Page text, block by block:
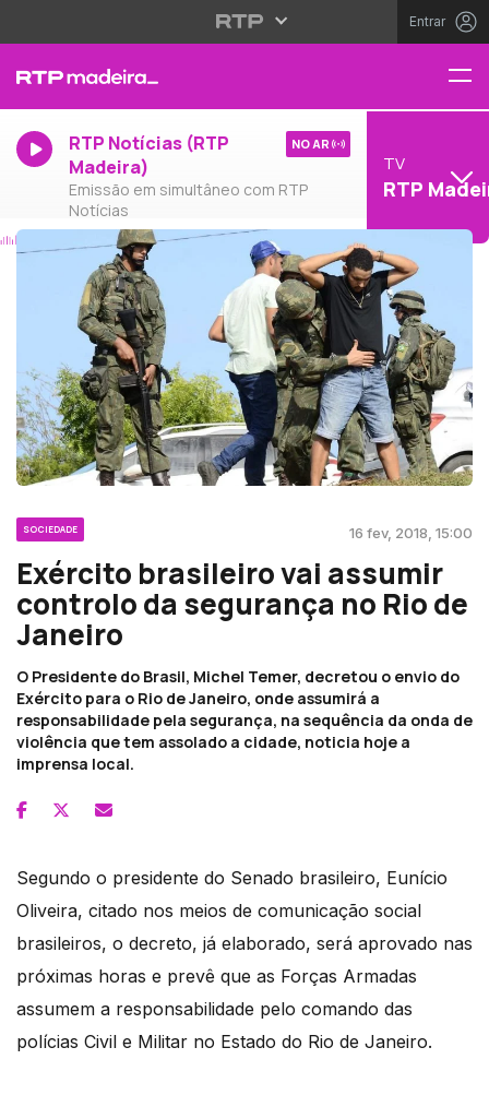
Entrar
RTP Notícias (RTP
Madeira)
Emissão em simultâneo com RTP
Notícias
NO AR
TV
RTP
SOCIEDADE 16 fev, 2018, 15:00
Exército brasileiro vai assumir
controlo da segurança no Rio de
Janeiro
O Presidente do Brasil, Michel Temer, decretou o envio do
Exército para o Rio de Janeiro, onde assumirá a
responsabilidade pela segurança, na sequência da onda de
violência que tem assolado a cidade, noticia hoje a
imprensa local.
Segundo o presidente do Senado brasileiro, Eunício
Oliveira, citado nos meios de comunicação social
brasileiros, o decreto, já elaborado, será aprovado nas
próximas horas e prevê que as Forças Armadas
assumem a responsabilidade pelo comando das
polícias Civil e Militar no Estado do Rio de Janeiro.